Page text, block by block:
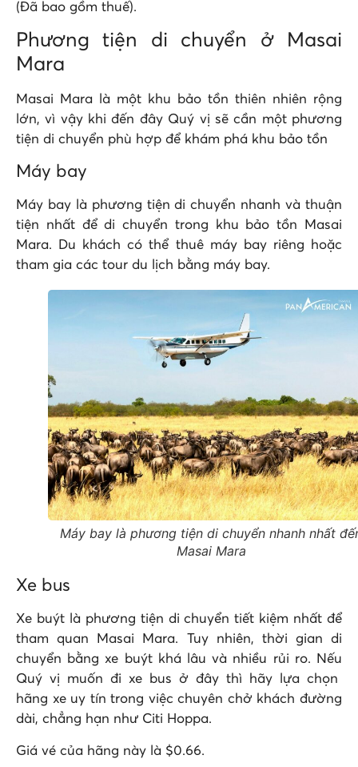
(Đã bao gồm thuế).
Phương tiện di chuyển ở Masai
Mara
Masai Mara là một khu bảo tồn thiên nhiên rộng
lớn, vì vậy khi đến đây Quý vị sẽ cần một phương
tiện di chuyển phù hợp để khám phá khu bảo tồn
Máy bay
Máy bay là phương tiện di chuyển nhanh và thuận
tiện nhất để di chuyển trong khu bảo tồn Masai
Mara. Du khách có thể thuê máy bay riêng hoặc
tham gia các tour du lịch bằng máy bay.
Máy bay là phương tiện di chuyển nhanh nhất
Masai Mara
Xe bus
Xe buýt là phương tiện di chuyển tiết kiệm nhất để
tham quan Masai Mara. Tuy nhiên, thời gian di
chuyển bằng xe buýt khá lâu và nhiều rủi ro. Nếu
Quý vị muốn đi xe bus ở đây thì hãy lựa chọn
hãng xe uy tín trong việc chuyên chở khách đường
dài, chẳng hạn như Citi Hoppa.
Giá vé của hãng này là $0.66.